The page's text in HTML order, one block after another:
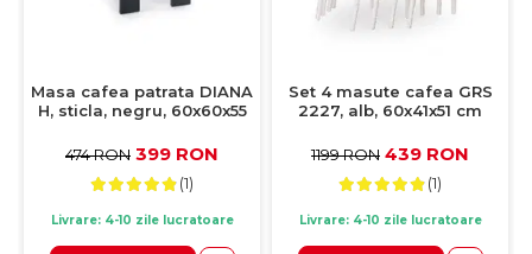
Masa cafea patrata DIANA
H, sticla, negru, 60x60x55
474 RON 399 RON
(1)
Livrare: 4-10 zile lucratoare
Set 4 masute cafea GRS
2227, alb, 60x41x51 cm
1199 RON 439 RON
(1)
Livrare: 4-10 zile lucratoare